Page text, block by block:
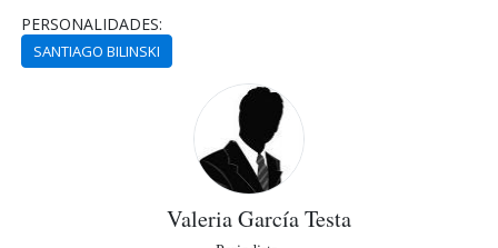
PERSONALIDADES:
SANTIAGO BILINSKI
Valeria García Testa